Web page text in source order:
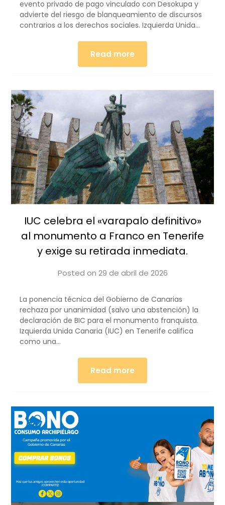
evento privado de pago vinculado con Desokupa y
advierte del riesgo de blanqueamiento de discursos
contrarios a los derechos sociales. Izquierda Unida…
Read more
IUC celebra el «varapalo definitivo»
al monumento a Franco en Tenerife
y exige su retirada inmediata.
Posted on 29 de abril de 2026
​La ponencia técnica del Gobierno de Canarias
rechaza por unanimidad (salvo una abstención) la
declaración de BIC para el monumento franquista.
Izquierda Unida Canaria (IUC) en Tenerife califica
como una…
Read more